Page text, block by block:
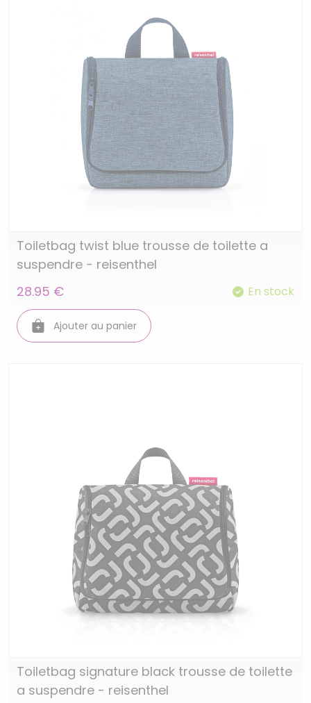
Toiletbag twist blue trousse de toilette a
suspendre - reisenthel
28.95 €
En stock
Ajouter au panier
Toiletbag signature black trousse de toilette
a suspendre - reisenthel